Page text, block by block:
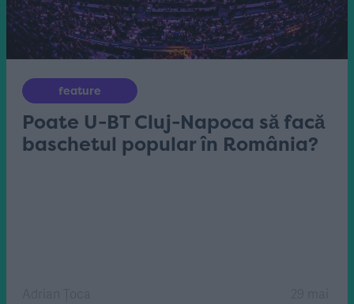
feature
Poate U-BT Cluj-Napoca să facă
baschetul popular în România?